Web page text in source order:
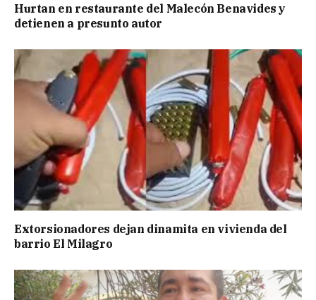
Hurtan en restaurante del Malecón Benavides y
detienen a presunto autor
Extorsionadores dejan dinamita en vivienda del
barrio El Milagro